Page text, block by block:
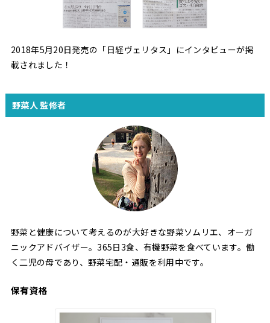
2018年5月20日発売の「日経ヴェリタス」にインタビューが掲
載されました！
野菜人 監修者
野菜と健康について考えるのが大好きな野菜ソムリエ、オーガ
ニックアドバイザー。365日3食、有機野菜を食べています。働
く二児の母であり、野菜宅配・通販を利用中です。
保有資格